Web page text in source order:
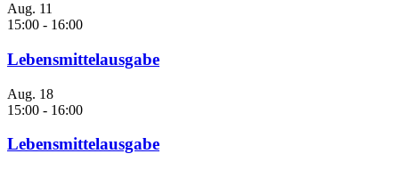
Aug. 11
15:00 - 16:00
Lebensmittelausgabe
Aug. 18
15:00 - 16:00
Lebensmittelausgabe